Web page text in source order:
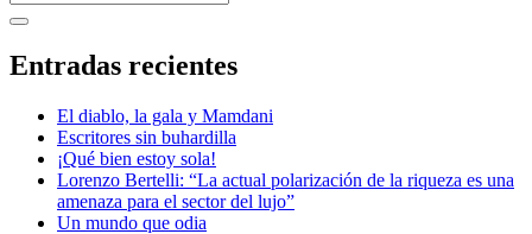
Barra
lateral
abrir
lateral
Entradas recientes
El diablo, la gala y Mamdani
Escritores sin buhardilla
¡Qué bien estoy sola!
Lorenzo Bertelli: “La actual polarización de la riqueza es una
amenaza para el sector del lujo”
Un mundo que odia